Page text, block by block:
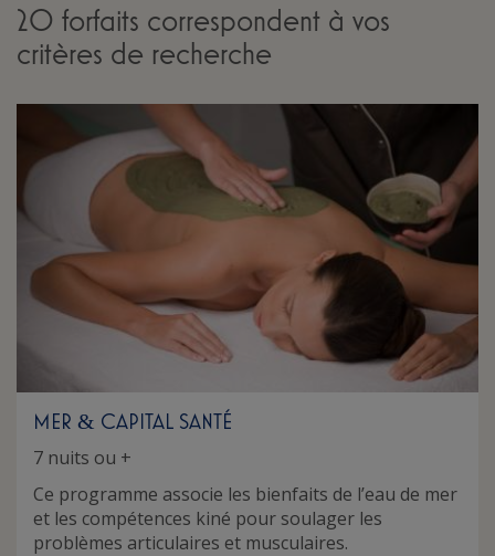
20 forfaits correspondent à vos
critères de recherche
MER & CAPITAL SANTÉ
7 nuits ou +
Ce programme associe les bienfaits de l’eau de mer
et les compétences kiné pour soulager les
problèmes articulaires et musculaires.